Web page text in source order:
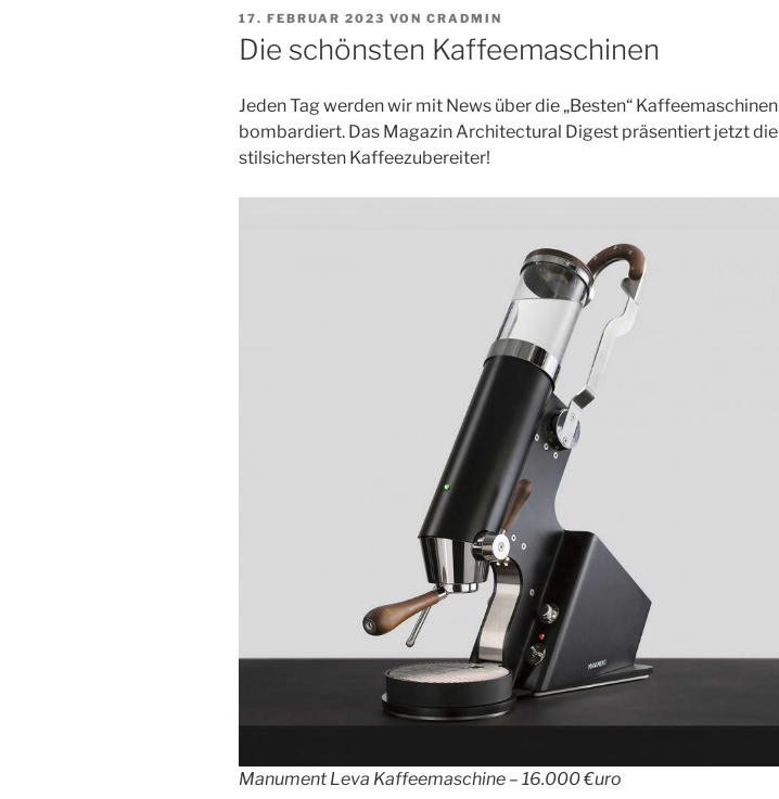
VERÖFFENTLICHT
AM
17. FEBRUAR 2023 VON CRADMIN
Die schönsten Kaffeemaschinen
Jeden Tag werden wir mit News über die „Besten“ Kaffeemaschinen
bombardiert. Das Magazin Architectural Digest präsentiert jetzt die
stilsichersten Kaffeezubereiter!
Manument Leva Kaffeemaschine – 16.000 €uro